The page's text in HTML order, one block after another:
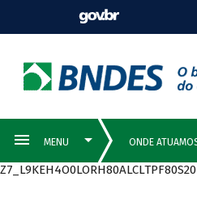
Z7_L9KEH4O0LORH80ALCLTPF80S20